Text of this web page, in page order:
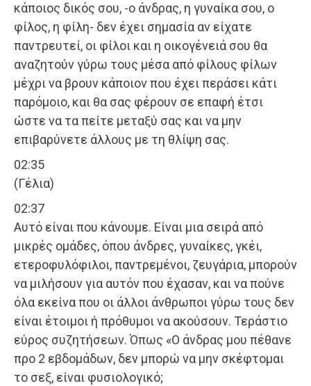
κάποιος δικός σου, -ο άνδρας, η γυναίκα σου, ο
φίλος, η φίλη- δεν έχει σημασία αν είχατε
παντρευτεί, οι φίλοι και η οικογένειά σου θα
αναζητούν γύρω τους μέσα από φίλους φίλων
μέχρι να βρουν κάποιον που έχει περάσει κάτι
παρόμοιο, και θα σας φέρουν σε επαφή έτσι
ώστε να τα πείτε μεταξύ σας και να μην
επιβαρύνετε άλλους με τη θλίψη σας.
02:35
(Γέλια)
02:37
Αυτό είναι που κάνουμε. Είναι μια σειρά από
μικρές ομάδες, όπου άνδρες, γυναίκες, γκέι,
ετεροφυλόφιλοι, παντρεμένοι, ζευγάρια, μπορούν
να μιλήσουν για αυτόν που έχασαν, και να πούνε
όλα εκείνα που οι άλλοι άνθρωποι γύρω τους δεν
είναι έτοιμοι ή πρόθυμοι να ακούσουν. Τεράστιο
εύρος συζητήσεων. Όπως «Ο άνδρας μου πέθανε
προ 2 εβδομάδων, δεν μπορώ να μην σκέφτομαι
το σεξ, είναι φυσιολογικό;